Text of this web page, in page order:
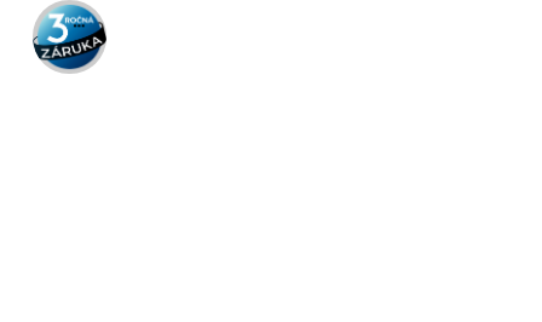
3 roky
záruka